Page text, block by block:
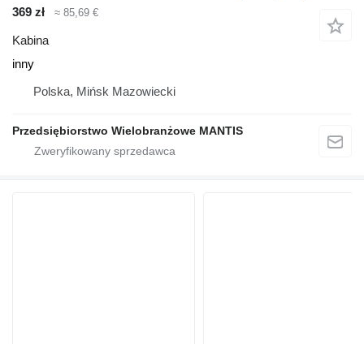
369 zł ≈ 85,69 €
Kabina
inny
Polska, Mińsk Mazowiecki
Przedsiębiorstwo Wielobranżowe MANTIS